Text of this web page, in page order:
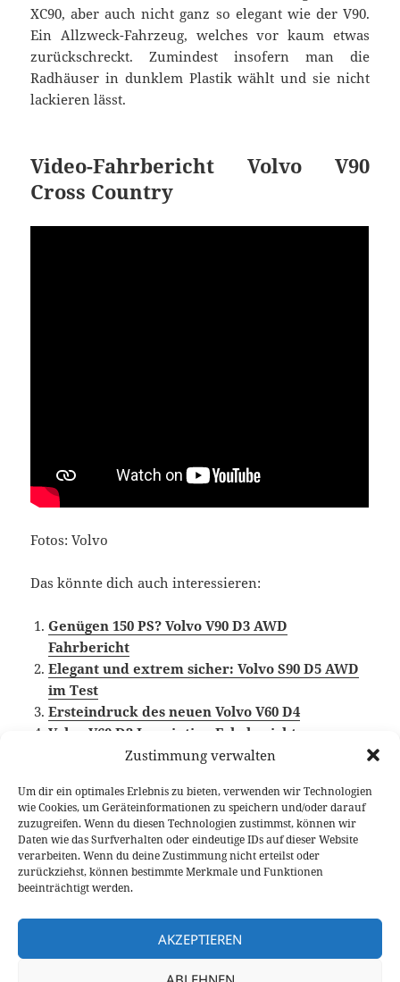
Zustimmung verwalten
Um dir ein optimales Erlebnis zu bieten, verwenden wir Technologien
wie Cookies, um Geräteinformationen zu speichern und/oder darauf
zuzugreifen. Wenn du diesen Technologien zustimmst, können wir
Daten wie das Surfverhalten oder eindeutige IDs auf dieser Website
verarbeiten. Wenn du deine Zustimmung nicht erteilst oder
zurückziehst, können bestimmte Merkmale und Funktionen
beeinträchtigt werden.
AKZEPTIEREN
XC90, aber auch nicht ganz so elegant wie der V90.
Ein Allzweck-Fahrzeug, welches vor kaum etwas
zurückschreckt. Zumindest insofern man die
Radhäuser in dunklem Plastik wählt und sie nicht
lackieren lässt.
Video-Fahrbericht Volvo V90
Cross Country
Fotos: Volvo
Das könnte dich auch interessieren:
Genügen 150 PS? Volvo V90 D3 AWD
Fahrbericht
Elegant und extrem sicher: Volvo S90 D5 AWD
im Test
Ersteindruck des neuen Volvo V60 D4
Volvo V60 D3 Inscription Fahrbericht
Veröffentlicht
am
8. Februar 2017 Autor
Fabian Meßner Kategorien
Fahrberichte
Volvo,Volvo SPA Plattform, Volvo V90
Beitragsnavigation
VORHERIGER
Beitrag:
Testbericht: TomTom GO 6200 mit Wifi
und Sprachbedienung